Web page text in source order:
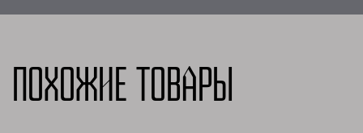
Похожие товары